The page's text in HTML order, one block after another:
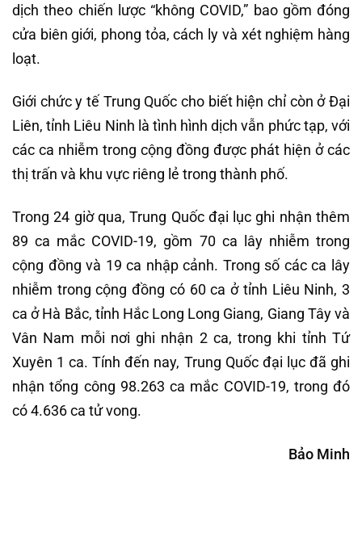
dịch theo chiến lược “không COVID,” bao gồm đóng
cửa biên giới, phong tỏa, cách ly và xét nghiệm hàng
loạt.
Giới chức y tế Trung Quốc cho biết hiện chỉ còn ở Đại
Liên, tỉnh Liêu Ninh là tình hình dịch vẫn phức tạp, với
các ca nhiễm trong cộng đồng được phát hiện ở các
thị trấn và khu vực riêng lẻ trong thành phố.
Trong 24 giờ qua, Trung Quốc đại lục ghi nhận thêm
89 ca mắc COVID-19, gồm 70 ca lây nhiễm trong
cộng đồng và 19 ca nhập cảnh. Trong số các ca lây
nhiễm trong cộng đồng có 60 ca ở tỉnh Liêu Ninh, 3
ca ở Hà Bắc, tỉnh Hắc Long Long Giang, Giang Tây và
Vân Nam mỗi nơi ghi nhận 2 ca, trong khi tỉnh Tứ
Xuyên 1 ca. Tính đến nay, Trung Quốc đại lục đã ghi
nhận tổng công 98.263 ca mắc COVID-19, trong đó
có 4.636 ca tử vong.
Bảo Minh